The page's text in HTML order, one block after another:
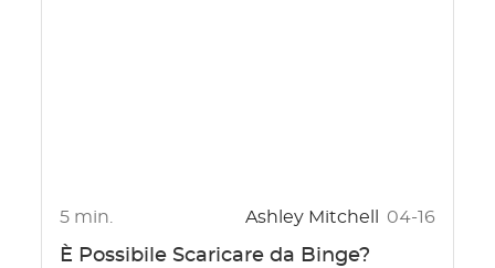
5 min. Ashley Mitchell 04-16
È Possibile Scaricare da Binge?